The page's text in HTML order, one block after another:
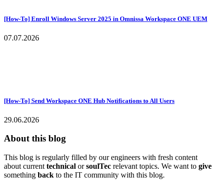
[How-To] Enroll Windows Server 2025 in Omnissa Workspace ONE UEM
07.07.2026
[How-To] Send Workspace ONE Hub Notifications to All Users
29.06.2026
About this blog
This blog is regularly filled by our engineers with fresh content
about current technical orsoulTec relevant topics. We want to give
something back to the IT community with this blog.